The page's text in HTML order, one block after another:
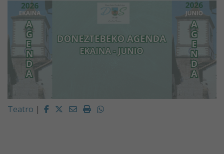
Teatro | Facebook
Twitter
EmailImprimirWhatsapp